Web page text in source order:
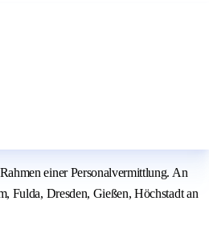
einer Personalvermittlung. An
Fulda, Dresden, Gießen, Höchstadt an